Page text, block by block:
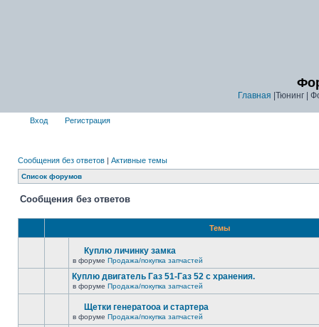
Главная |Тюнинг |
Вход Регистрация
Сообщения без ответов | Активные темы
Список форумов
Сообщения без ответов
Темы
Куплю личинку замка
в форуме Продажа/покупка запчастей
Куплю двигатель Газ 51-Газ 52 с хранения.
в форуме Продажа/покупка запчастей
Щетки генератооа и стартера
в форуме Продажа/покупка запчастей